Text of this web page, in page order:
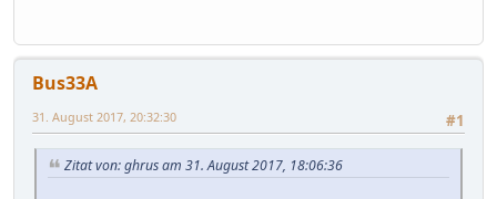
Bus33A
#1
31. August 2017, 20:32:30
Zitat von: ghrus am 31. August 2017, 18:06:36